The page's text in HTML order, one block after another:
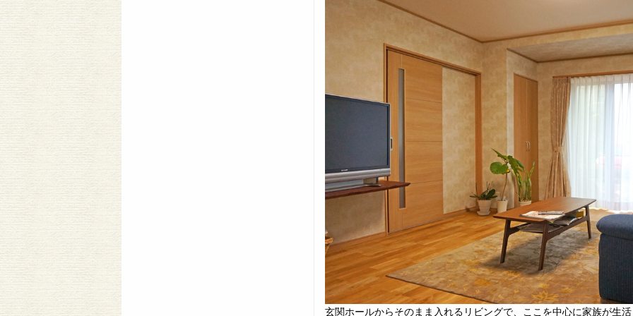
玄関ホールからそのまま入れるリビングで、ここを中心に家族が生